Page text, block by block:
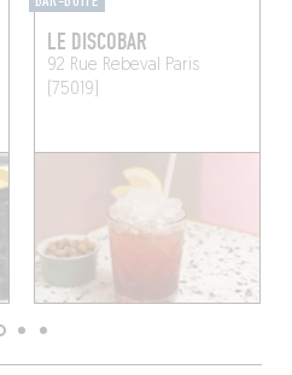
LE DISCOBAR
92 Rue Rebeval Paris
(75019)